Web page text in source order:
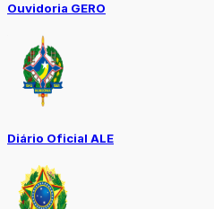
Ouvidoria GERO
Diário Oficial ALE